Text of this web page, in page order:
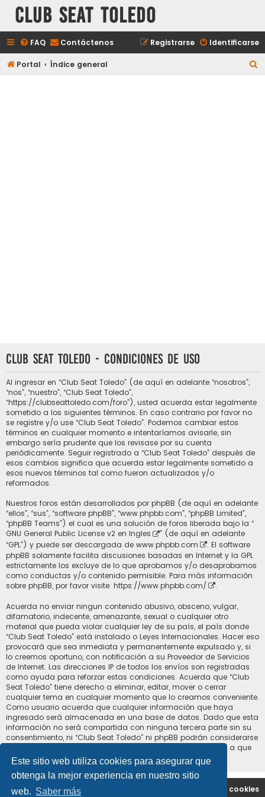
Este sitio web utiliza cookies para asegurar que
obtenga la mejor experiencia en nuestro sitio
web. Saber más
Club Seat Toledo
FAQ Contáctenos Identificarse
Registrarse
Portal Índice general
Club Seat Toledo - Condiciones de uso
Al ingresar en “Club Seat Toledo” (de aquí en adelante “nosotros”,
“nos”, “nuestro”, “Club Seat Toledo”,
“https://clubseattoledo.com/foro”), usted acuerda estar legalmente
sometido a los siguientes términos. En caso contrario por favor no
se registre y/o use “Club Seat Toledo”. Podemos cambiar estos
términos en cualquier momento e intentaríamos avisarle, sin
embargo sería prudente que los revisase por su cuenta
periódicamente. Seguir registrado a “Club Seat Toledo” después de
esos cambios significa que acuerda estar legalmente sometido a
esos nuevos términos tal como fueron actualizados y/o
reformados.
Nuestros foros están desarrollados por phpBB (de aquí en adelante
“ellos”, “sus”, “software phpBB”, “www.phpbb.com”, “phpBB Limited”,
“phpBB Teams”) el cual es una solución de foros liberada bajo la “
GNU General Public License v2 en Ingles
” (de aquí en adelante
“GPL”) y puede ser descargada de www.phpbb.com
. El software
phpBB solamente facilita discusiones basadas en Internet y la GPL
estrictamente los excluye de lo que aprobamos y/o desaprobamos
como conductas y/o contenido permisible. Para más información
sobre phpBB, por favor visite: https://www.phpbb.com/ .
Acuerda no enviar ningun contenido abusivo, obsceno, vulgar,
difamatorio, indecente, amenazante, sexual o cualquier otro
material que pueda violar cualquier ley de su país, el país donde
“Club Seat Toledo” está instalado o Leyes Internacionales. Hacer eso
provocará que sea inmediata y permanentemente expulsado y, si
lo creemos oportuno, con notificación a su Proveedor de Servicios
de Internet. Las direcciones IP de todos los envíos son registradas
como ayuda para reforzar estas condiciones. Acuerda que “Club
Seat Toledo” tiene derecho a eliminar, editar, mover o cerrar
cualquier tema en cualquier momento que lo creamos conveniente.
Como usuario acuerda que cualquier información que haya
ingresado será almacenada en una base de datos. Dado que esta
información no será compartida con ninguna tercera parte sin su
consentimiento, ni “Club Seat Toledo” ni phpBB podrán considerarse
responsables por cualquier intento de hacking que conlleve a que
los datos sean comprometidos.
Portal Índice general Borrar cookies